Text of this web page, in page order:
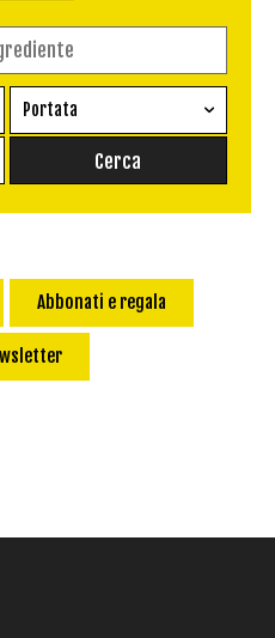
Portata
Conserva
Pane
Primo
Salsa
Abbonati e regala